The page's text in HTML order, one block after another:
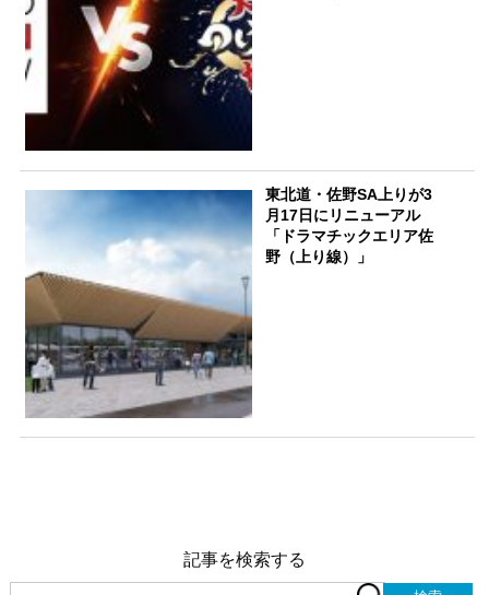
東北道・佐野SA上りが3
月17日にリニューアル
「ドラマチックエリア佐
野（上り線）」
記事を検索する